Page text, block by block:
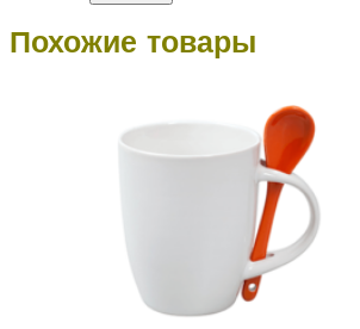
Похожие товары